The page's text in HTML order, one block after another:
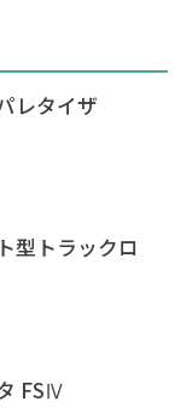
レタイザ
型トラックロ
FSⅣ